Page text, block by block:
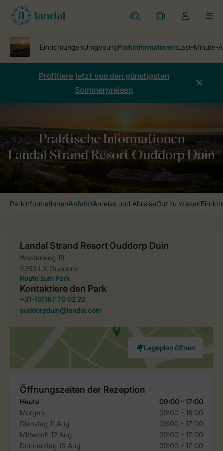
Ferienparks
Meine
Dropdown-
öffnen
Profitiere jetzt von den günstigsten
Sommerpreisen